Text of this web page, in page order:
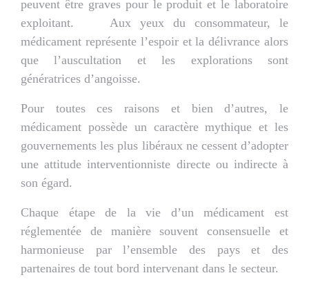
peuvent être graves pour le produit et le laboratoire
exploitant. Aux yeux du consommateur, le
médicament représente l’espoir et la délivrance alors
que l’auscultation et les explorations sont
génératrices d’angoisse.
Pour toutes ces raisons et bien d’autres, le
médicament possède un caractère mythique et les
gouvernements les plus libéraux ne cessent d’adopter
une attitude interventionniste directe ou indirecte à
son égard.
Chaque étape de la vie d’un médicament est
réglementée de manière souvent consensuelle et
harmonieuse par l’ensemble des pays et des
partenaires de tout bord intervenant dans le secteur.